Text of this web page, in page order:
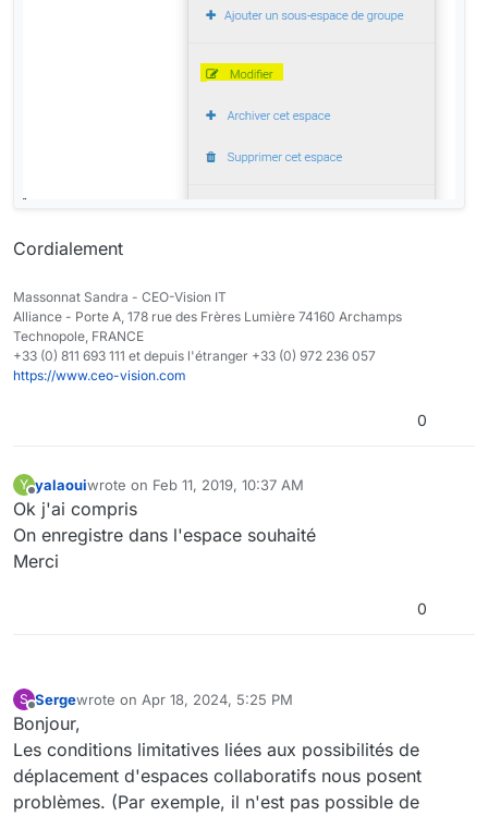
Cordialement
Massonnat Sandra - CEO-Vision IT
Alliance - Porte A, 178 rue des Frères Lumière 74160 Archamps
Technopole, FRANCE
+33 (0) 811 693 111 et depuis l'étranger +33 (0) 972 236 057
https://www.ceo-vision.com
0
Y
Offline
yalaouiwrote on Feb 11, 2019, 10:37 AM
last edited by
Ok j'ai compris
On enregistre dans l'espace souhaité
Merci
0
S
Offline
Sergewrote on Apr 18, 2024, 5:25 PM
last edited by
Bonjour,
Les conditions limitatives liées aux possibilités de
déplacement d'espaces collaboratifs nous posent
problèmes. (Par exemple, il n'est pas possible de